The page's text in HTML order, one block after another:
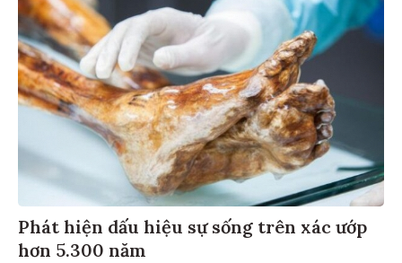
Phát hiện dấu hiệu sự sống trên xác ướp
hơn 5.300 năm